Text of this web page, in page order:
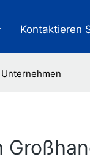
Kontaktieren